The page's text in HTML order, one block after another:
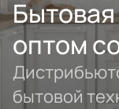
оптом
бытовой